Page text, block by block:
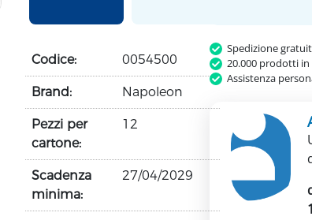
Codice: 0054500
Brand: Napoleon
Pezzi per
cartone:
12
Scadenza
minima:
27/04/2029
Spedizione
20.000 prodotti
Assistenza